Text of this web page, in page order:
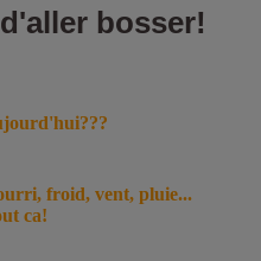
bosser!
froid, vent, pluie...
ca!